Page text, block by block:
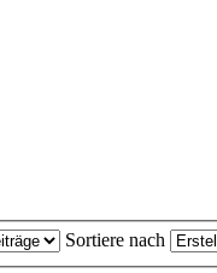
Sortiere nach